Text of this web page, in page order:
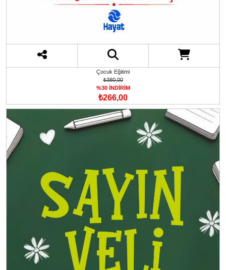
Çocuk Eğitimi
₺380,00
%30 İNDİRİM
₺266,00